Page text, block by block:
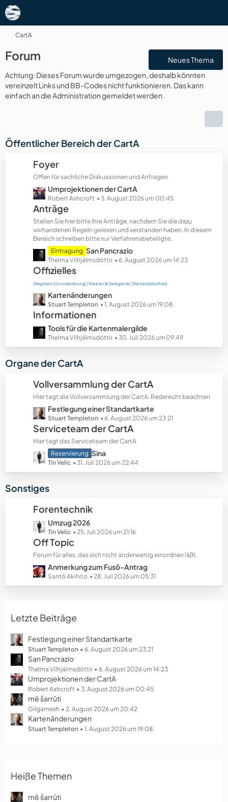
CartA
Forum
Neues Thema
Achtung: Dieses Forum wurde umgezogen, deshalb könnten
vereinzelt Links und BB-Codes nicht funktionieren. Das kann
einfach an die Administration gemeldet werden.
Öffentlicher Bereich der CartA
Foyer
Offen für sachliche Diskussionen und Anfragen
L
e
t
z
t
e
B
e
i
t
ä
g
e
Umprojektionen der CartA
Robert Ashcroft 3. August 2026 um 00:45
Anträge
Stellen Sie hier bitte Ihre Anträge, nachdem Sie die dazu
vorhandenen Regeln gelesen und verstanden haben. In diesem
Bereich schreiben bitte nur Verfahrensbeteiligte.
L
e
t
z
t
e
B
ä
e
Eintragung San Pancrazio
Thelma Vilhjálmsdóttir 6. August 2026 um 14:23
Offizielles
[Register] [Grundordnung] [Staaten & Delegierte] [Kartenbibliothek]
L
e
z
e
e
t
r
ä
g
e
Kartenänderungen
Stuart Templeton 1. August 2026 um 19:08
Informationen
L
e
t
t
e
B
e
i
t
r
ä
g
e
Tools für die Kartenmalergilde
Thelma Vilhjálmsdóttir 30. Juli 2026 um 09:49
Organe der CartA
Vollversammlung der CartA
Hier tagt die Vollversammlung der CartA. Rederecht beachten
L
e
t
z
t
e
B
i
r
ä
g
e
Festlegung einer Standartkarte
Stuart Templeton 6. August 2026 um 23:21
Serviceteam der CartA
Hier tagt das Serviceteam der CartA
L
e
t
t
e
B
e
i
t
r
ä
g
e
Reservierung Sina
Tin Velic 31. Juli 2026 um 22:44
Sonstiges
Forentechnik
L
e
t
z
t
e
B
t
r
g
Umzug 2026
Tin Velic 25. Juli 2026 um 21:16
Off Topic
Forum für alles, das sich nicht anderweitig einordnen läßt.
L
e
t
e
e
i
t
r
ä
g
e
Anmerkung zum Fusō-Antrag
Santō Akihito 28. Juli 2026 um 05:31
Letzte Beiträge
Festlegung einer Standartkarte
Stuart Templeton 6. August 2026 um 23:21
San Pancrazio
Thelma Vilhjálmsdóttir 6. August 2026 um 14:23
Umprojektionen der CartA
Robert Ashcroft 3. August 2026 um 00:45
mē šarrūti
Gilgamesh 2. August 2026 um 20:42
Kartenänderungen
Stuart Templeton 1. August 2026 um 19:08
Heiße Themen
mē šarrūti